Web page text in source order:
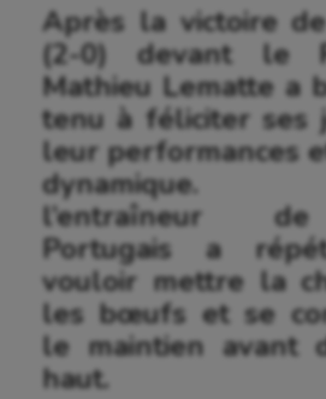
Après la victoire
(2-0) devant le
Mathieu Lematte a
tenu à féliciter ses
leur performances
dynamique.
l’entraîneur
Portugais a
vouloir mettre la
les bœufs et se
le maintien avant
haut.